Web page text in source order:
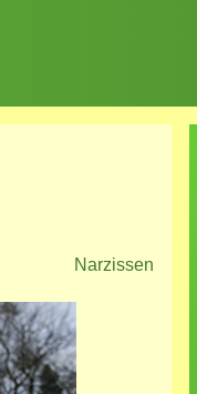
Narzissen